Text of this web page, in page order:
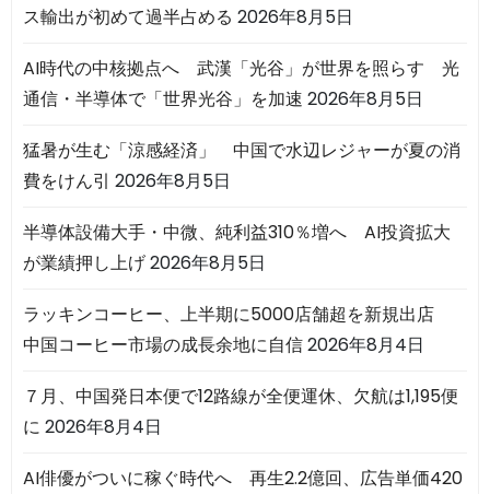
ス輸出が初めて過半占める 2026年8月5日
AI時代の中核拠点へ 武漢「光谷」が世界を照らす 光
通信・半導体で「世界光谷」を加速 2026年8月5日
猛暑が生む「涼感経済」 中国で水辺レジャーが夏の消
費をけん引 2026年8月5日
半導体設備大手・中微、純利益310％増へ AI投資拡大
が業績押し上げ2026年8月5日
ラッキンコーヒー、上半期に5000店舗超を新規出店
中国コーヒー市場の成長余地に自信2026年8月4日
７月、中国発日本便で12路線が全便運休、欠航は1,195便
に 2026年8月4日
AI俳優がついに稼ぐ時代へ 再生2.2億回、広告単価420